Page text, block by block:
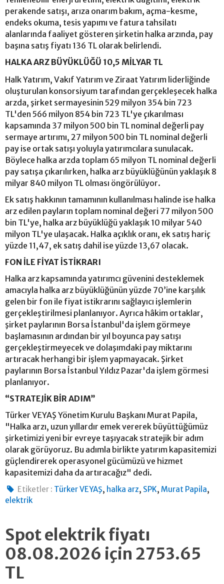
perakende satışı, arıza onarım bakım, açma-kesme,
endeks okuma, tesis yapımı ve fatura tahsilatı
alanlarında faaliyet gösteren şirketin halka arzında, pay
başına satış fiyatı 136 TL olarak belirlendi.
HALKA ARZ BÜYÜKLÜĞÜ 10,5 MİLYAR TL
Halk Yatırım, Vakıf Yatırım ve Ziraat Yatırım liderliğinde
oluşturulan konsorsiyum tarafından gerçekleşecek halka
arzda, şirket sermayesinin 529 milyon 354 bin 723
TL'den 566 milyon 854 bin 723 TL'ye çıkarılması
kapsamında 37 milyon 500 bin TL nominal değerli pay
sermaye artırımı, 27 milyon 500 bin TL nominal değerli
pay ise ortak satışı yoluyla yatırımcılara sunulacak.
Böylece halka arzda toplam 65 milyon TL nominal değerli
pay satışa çıkarılırken, halka arz büyüklüğünün yaklaşık 8
milyar 840 milyon TL olması öngörülüyor.
Ek satış hakkının tamamının kullanılması halinde ise halka
arz edilen payların toplam nominal değeri 77 milyon 500
bin TL'ye, halka arz büyüklüğü yaklaşık 10 milyar 540
milyon TL'ye ulaşacak. Halka açıklık oranı, ek satış hariç
yüzde 11,47, ek satış dahil ise yüzde 13,67 olacak.
FON İLE FİYAT İSTİKRARI
Halka arz kapsamında yatırımcı güvenini desteklemek
amacıyla halka arz büyüklüğünün yüzde 70’ine karşılık
gelen bir fon ile fiyat istikrarını sağlayıcı işlemlerin
gerçekleştirilmesi planlanıyor. Ayrıca hâkim ortaklar,
şirket paylarının Borsa İstanbul'da işlem görmeye
başlamasının ardından bir yıl boyunca pay satışı
gerçekleştirmeyecek ve dolaşımdaki pay miktarını
artıracak herhangi bir işlem yapmayacak. Şirket
paylarının Borsa İstanbul Yıldız Pazar'da işlem görmesi
planlanıyor.
“STRATEJİK BİR ADIM”
Türker VEYAŞ Yönetim Kurulu Başkanı Murat Papila,
"Halka arzı, uzun yıllardır emek vererek büyüttüğümüz
şirketimizi yeni bir evreye taşıyacak stratejik bir adım
olarak görüyoruz. Bu adımla birlikte yatırım kapasitemizi
güçlendirerek operasyonel gücümüzü ve hizmet
kapasitemizi daha da artıracağız" dedi.
Etiketler : Türker VEYAŞ, halka arz, SPK,Murat Papila,
elektrik
Spot elektrik fiyatı
08.08.2026 için 2753.65
TL